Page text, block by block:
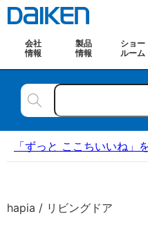
会社
情報
製品
情報
ショー
ルーム
「ずっと ここちいいね
hapia / リビングドア